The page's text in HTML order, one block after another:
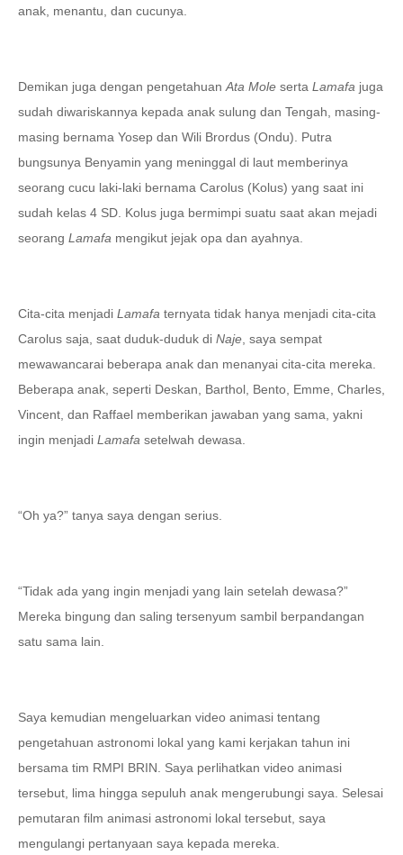
anak, menantu, dan cucunya.
Demikan juga dengan pengetahuan Ata Mole serta Lamafa juga
sudah diwariskannya kepada anak sulung dan Tengah, masing-
masing bernama Yosep dan Wili Brordus (Ondu). Putra
bungsunya Benyamin yang meninggal di laut memberinya
seorang cucu laki-laki bernama Carolus (Kolus) yang saat ini
sudah kelas 4 SD. Kolus juga bermimpi suatu saat akan mejadi
seorang Lamafa mengikut jejak opa dan ayahnya.
Cita-cita menjadi Lamafa ternyata tidak hanya menjadi cita-cita
Carolus saja, saat duduk-duduk di Naje , saya sempat
mewawancarai beberapa anak dan menanyai cita-cita mereka.
Beberapa anak, seperti Deskan, Barthol, Bento, Emme, Charles,
Vincent, dan Raffael memberikan jawaban yang sama, yakni
ingin menjadi Lamafa setelwah dewasa.
“Oh ya?” tanya saya dengan serius.
“Tidak ada yang ingin menjadi yang lain setelah dewasa?”
Mereka bingung dan saling tersenyum sambil berpandangan
satu sama lain.
Saya kemudian mengeluarkan video animasi tentang
pengetahuan astronomi lokal yang kami kerjakan tahun ini
bersama tim RMPI BRIN. Saya perlihatkan video animasi
tersebut, lima hingga sepuluh anak mengerubungi saya. Selesai
pemutaran film animasi astronomi lokal tersebut, saya
mengulangi pertanyaan saya kepada mereka.